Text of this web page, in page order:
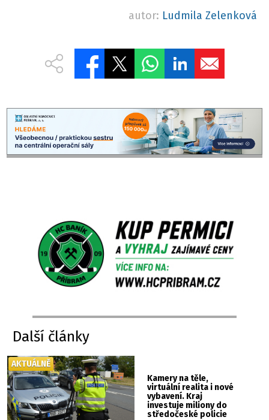
autor: Ludmila Zelenková
Další články
Kamery na těle,
virtuální realita i nové
vybavení. Kraj
investuje miliony do
středočeské policie
AKTUÁLNĚ